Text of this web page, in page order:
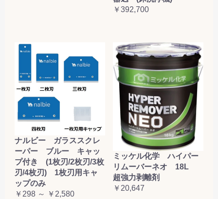
￥392,700
ナルビー ガラススクレ
ーパー ブルー キャッ
プ付き (1枚刃/2枚刃/3枚
刃/4枚刃) 1枚刃用キャ
ップのみ
￥298 ～ ￥2,580
ミッケル化学 ハイパー
リムーバーネオ 18L
超強力剥離剤
￥20,647